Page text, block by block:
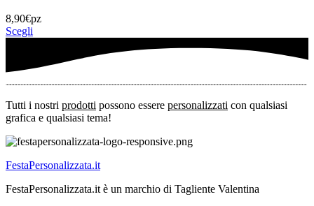
8,90€pz
Scegli
Tutti i nostri prodotti possono essere personalizzati con qualsiasi
grafica e qualsiasi tema!
FestaPersonalizzata.it
FestaPersonalizzata.it è un marchio di Tagliente Valentina